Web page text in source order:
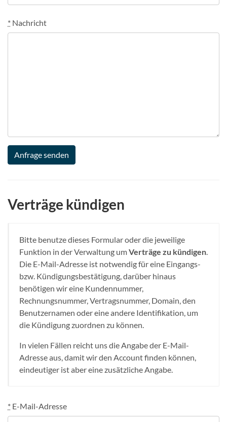
* Nachricht
Verträge kündigen
Bitte benutze dieses Formular oder die jeweilige
Funktion in der Verwaltung umVerträge zu kündigen.
Die E-Mail-Adresse ist notwendig für eine Eingangs-
bzw. Kündigungsbestätigung, darüber hinaus
benötigen wir eine Kundennummer,
Rechnungsnummer, Vertragsnummer, Domain, den
Benutzernamen oder eine andere Identifikation, um
die Kündigung zuordnen zu können.
In vielen Fällen reicht uns die Angabe der E-Mail-
Adresse aus, damit wir den Account finden können,
eindeutiger ist aber eine zusätzliche Angabe.
* E-Mail-Adresse